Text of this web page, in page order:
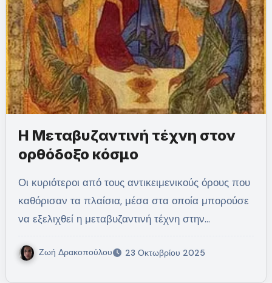
Η Μεταβυζαντινή τέχνη στον
ορθόδοξο κόσμο
Οι κυριότεροι από τους αντικειμενικούς όρους που
καθόρισαν τα πλαίσια, μέσα στα οποία μπορούσε
να εξελιχθεί η μεταβυζαντινή τέχνη στην…
Ζωή Δρακοπούλου 23 Οκτωβρίου 2025